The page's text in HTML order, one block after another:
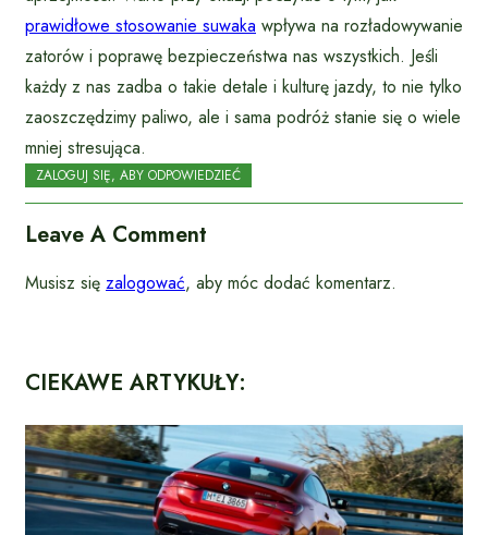
prawidłowe stosowanie suwaka wpływa na rozładowywanie
zatorów i poprawę bezpieczeństwa nas wszystkich. Jeśli
każdy z nas zadba o takie detale i kulturę jazdy, to nie tylko
zaoszczędzimy paliwo, ale i sama podróż stanie się o wiele
mniej stresująca.
ZALOGUJ SIĘ, ABY ODPOWIEDZIEĆ
Leave A Comment
Musisz się zalogować, aby móc dodać komentarz.
CIEKAWE ARTYKUŁY: